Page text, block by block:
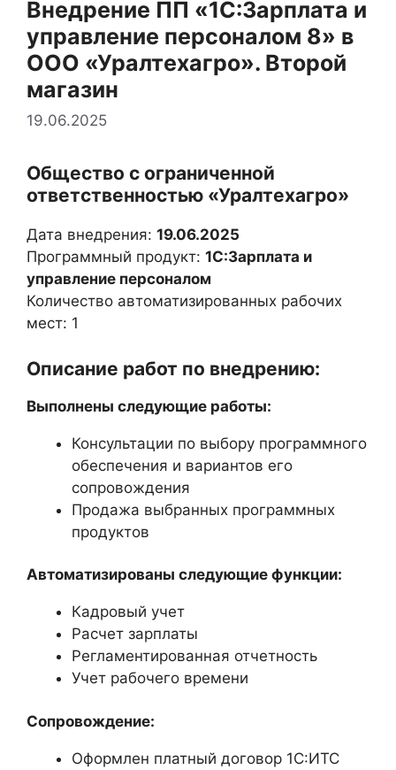
Внедрение ПП «1С:Зарплата и
управление персоналом 8» в
ООО «Уралтехагро». Второй
магазин
19.06.2025
Общество с ограниченной
ответственностью «Уралтехагро»
Дата внедрения: 19.06.2025
Программный продукт: 1С:Зарплата и
управление персоналом
Количество автоматизированных рабочих
мест: 1
Описание работ по внедрению:
Выполнены следующие работы:
Консультации по выбору программного
обеспечения и вариантов его
сопровождения
Продажа выбранных программных
продуктов
Автоматизированы следующие функции:
Кадровый учет
Расчет зарплаты
Регламентированная отчетность
Учет рабочего времени
Сопровождение:
Оформлен платный договор 1С:ИТС